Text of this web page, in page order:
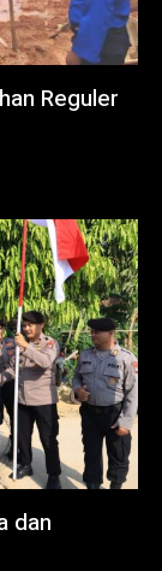
Reguler
dan